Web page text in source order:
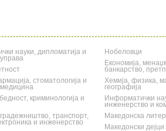
науки, дипломатија и
стоматологија и
криминологија и
транспорт,
и инженерство
Нобеловци
Економија,
банкарство,
Хемија, физика,
географија
Информатички
инженерство и
Македонска
Македонски дејци